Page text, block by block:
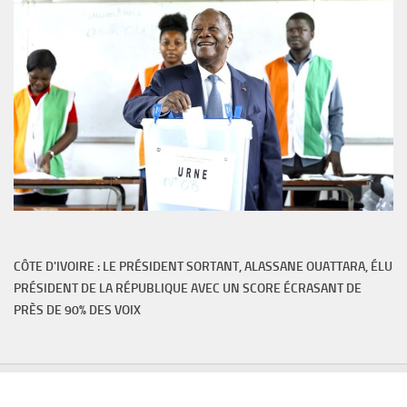
CÔTE D'IVOIRE : LE PRÉSIDENT SORTANT, ALASSANE OUATTARA, ÉLU
PRÉSIDENT DE LA RÉPUBLIQUE AVEC UN SCORE ÉCRASANT DE
PRÈS DE 90% DES VOIX